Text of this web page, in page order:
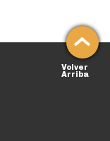
Volver
Arriba